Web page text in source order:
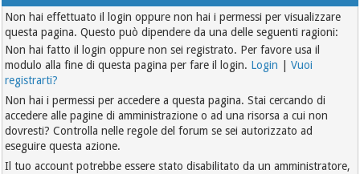
Non hai effettuato il login oppure non hai i permessi per visualizzare
questa pagina. Questo può dipendere da una delle seguenti ragioni:
Non hai fatto il login oppure non sei registrato. Per favore usa il
modulo alla fine di questa pagina per fare il login. Login |Vuoi
registrarti?
Non hai i permessi per accedere a questa pagina. Stai cercando di
accedere alle pagine di amministrazione o ad una risorsa a cui non
dovresti? Controlla nelle regole del forum se sei autorizzato ad
eseguire questa azione.
Il tuo account potrebbe essere stato disabilitato da un amministratore,